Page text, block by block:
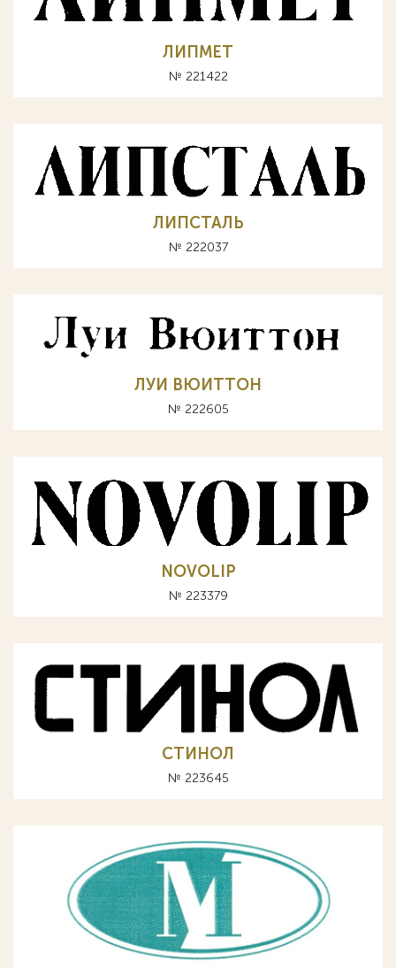
ЛИПМЕТ
№ 221422
ЛИПСТАЛЬ
№ 222037
ЛУИ ВЮИТТОН
№ 222605
NOVOLIP
№ 223379
СТИНОЛ
№ 223645